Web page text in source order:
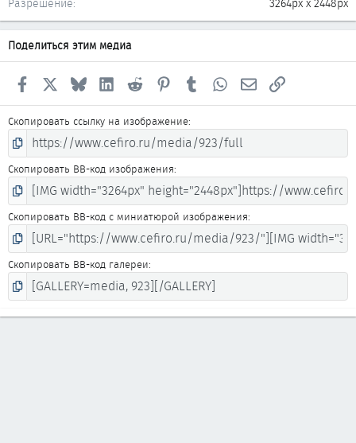
Разрешение
3264px x 2448px
Поделиться этим медиа
Facebook Bluesky LinkedInReddit PinterestTumblr WhatsAppЭлектронная почта
Ссылка
Скопировать ссылку на изображение
Скопировать BB-код изображения
Скопировать BB-код с миниатюрой изображения
Скопировать BB-код галереи